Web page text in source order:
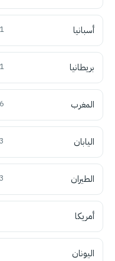
أسبانيا
بريطانيا
المغرب
اليابان
الطيران
أمريكا
اليونان